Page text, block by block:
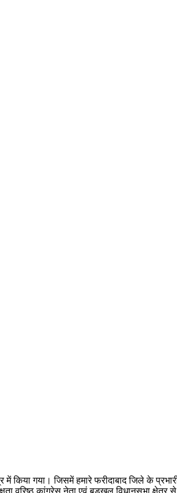
गया। जिसमें हमारे फरीदाबाद जिले के
वरिष्ठ कांग्रेस नेता एवं बडख़ल विधानसभा